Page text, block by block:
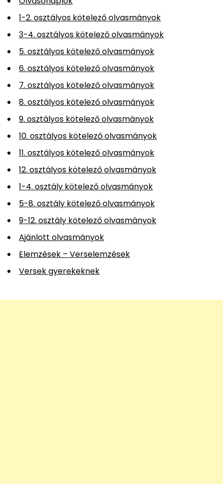
1-2. osztályos kötelező olvasmányok
3-4. osztályos kötelező olvasmányok
5. osztályos kötelező olvasmányok
6. osztályos kötelező olvasmányok
7. osztályos kötelező olvasmányok
8. osztályos kötelező olvasmányok
9. osztályos kötelező olvasmányok
10. osztályos kötelező olvasmányok
11. osztályos kötelező olvasmányok
12. osztályos kötelező olvasmányok
1-4. osztály kötelező olvasmányok
5-8. osztály kötelező olvasmányok
9-12. osztály kötelező olvasmányok
Ajánlott olvasmányok
Elemzések – Verselemzések
Versek gyerekeknek